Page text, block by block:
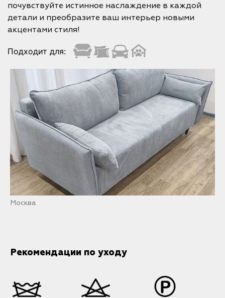
почувствуйте истинное наслаждение в каждой
детали и преобразите ваш интерьер новыми
акцентами стиля!
Подходит для:
Москва
Рекомендации по уходу